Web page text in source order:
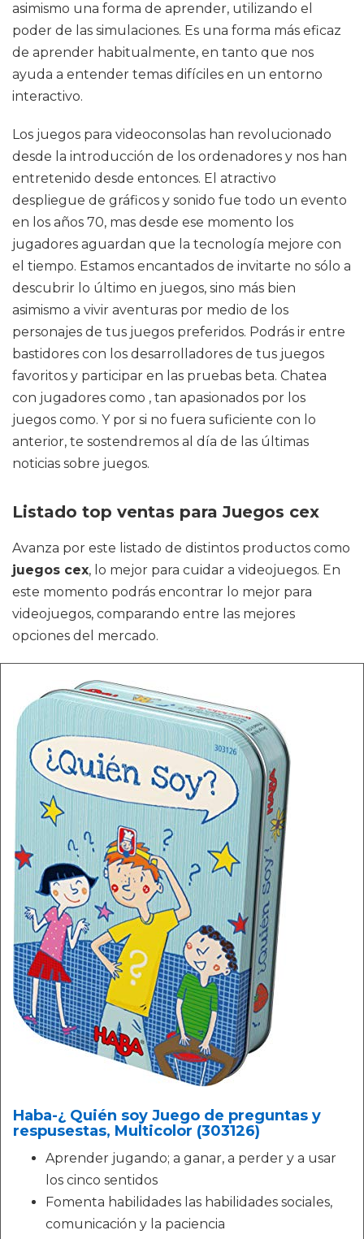
asimismo una forma de aprender, utilizando el
poder de las simulaciones. Es una forma más eficaz
de aprender habitualmente, en tanto que nos
ayuda a entender temas difíciles en un entorno
interactivo.
Los juegos para videoconsolas han revolucionado
desde la introducción de los ordenadores y nos han
entretenido desde entonces. El atractivo
despliegue de gráficos y sonido fue todo un evento
en los años 70, mas desde ese momento los
jugadores aguardan que la tecnología mejore con
el tiempo. Estamos encantados de invitarte no sólo a
descubrir lo último en juegos, sino más bien
asimismo a vivir aventuras por medio de los
personajes de tus juegos preferidos. Podrás ir entre
bastidores con los desarrolladores de tus juegos
favoritos y participar en las pruebas beta. Chatea
con jugadores como , tan apasionados por los
juegos como. Y por si no fuera suficiente con lo
anterior, te sostendremos al día de las últimas
noticias sobre juegos.
Listado top ventas para Juegos cex
Avanza por este listado de distintos productos como
juegos cex, lo mejor para cuidar a videojuegos. En
este momento podrás encontrar lo mejor para
videojuegos, comparando entre las mejores
opciones del mercado.
Haba-¿ Quién soy Juego de preguntas y
respusestas, Multicolor (303126)
Aprender jugando; a ganar, a perder y a usar
los cinco sentidos
Fomenta habilidades las habilidades sociales,
comunicación y la paciencia